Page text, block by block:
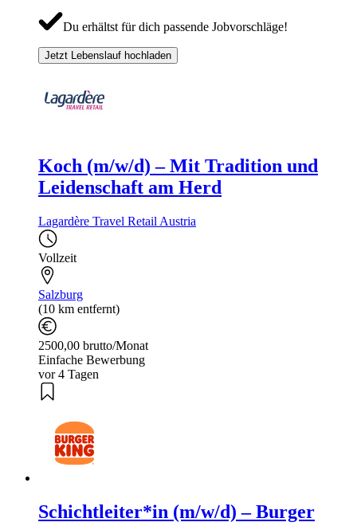
Du erhältst für dich passende Jobvorschläge!
Jetzt Lebenslauf hochladen
Koch (m/w/d) – Mit Tradition und
Leidenschaft am Herd
Lagardère Travel Retail Austria
Vollzeit
Salzburg
(10 km entfernt)
2500,00 brutto/Monat
Einfache Bewerbung
vor 4 Tagen
Schichtleiter*in (m/w/d) – Burger